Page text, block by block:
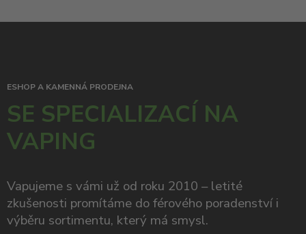
ESHOP A KAMENNÁ PRODEJNA
SE SPECIALIZACÍ NA
VAPING
Vapujeme s vámi už od roku 2010 – letité
zkušenosti promítáme do férového poradenství i
výběru sortimentu, který má smysl.